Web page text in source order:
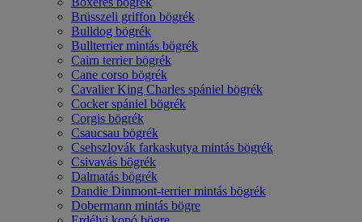
Brüsszeli griffon bögrék
Bulldog bögrék
Bullterrier mintás bögrék
Cairn terrier bögrék
Cane corso bögrék
Cavalier King Charles spániel bögrék
Cocker spániel bögrék
Corgis bögrék
Csaucsau bögrék
Csehszlovák farkaskutya mintás bögrék
Csivavás bögrék
Dalmatás bögrék
Dandie Dinmont-terrier mintás bögrék
Dobermann mintás bögre